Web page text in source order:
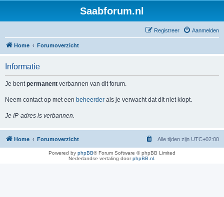
Saabforum.nl
Aanmelden
Registreer
Home Forumoverzicht
Informatie
Je bentpermanent verbannen van dit forum.
Neem contact op met een beheerder als je verwacht dat dit niet klopt.
Je IP-adres is verbannen.
Home Forumoverzicht Alle tijden zijn UTC+02:00
Powered by phpBB® Forum Software © phpBB Limited
Nederlandse vertaling doorphpBB.nl